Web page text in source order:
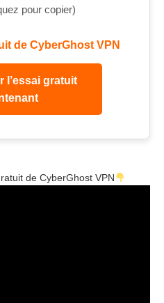
pour copier)
de CyberGhost VPN
l’essai gratuit
de CyberGhost VPN